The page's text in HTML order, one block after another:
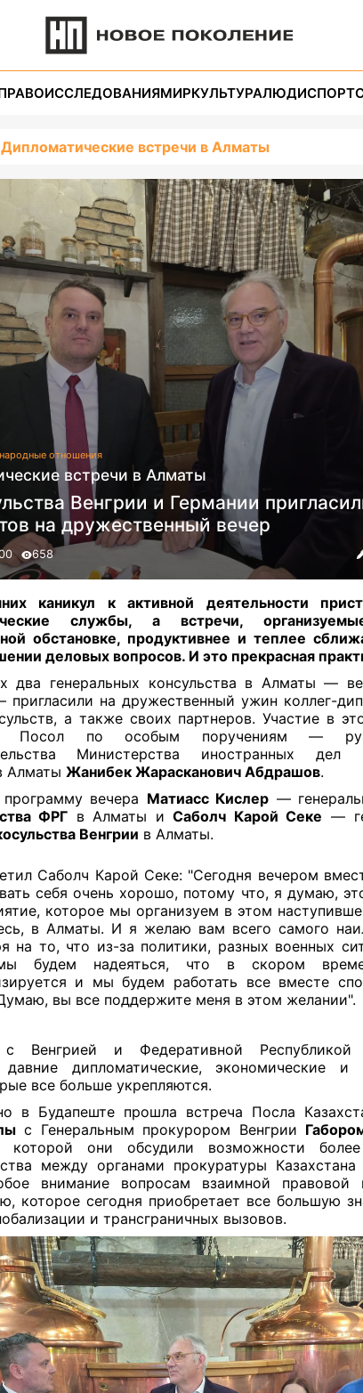
ИССЛЕДОВАНИЯМИРКУЛЬТУРАЛЮДИСПОРТ
Дипломатические встречи в Алматы
отношения
встречи в Алматы
Венгрии и Германии
на дружественный вечер
658
каникул к активной деятельности
службы, а встречи,
обстановке, продуктивнее и теплее
деловых вопросов. И это прекрасная
два генеральных консульства в Алматы —
пригласили на дружественный ужин коллег-
а также своих партнеров. Участие в
Посол по особым поручениям —
Министерства иностранных дел
Алматы Жанибек Жарасканович Абдрашов.
вечера Матиасс Кислер —
ФРГ в Алматы иСаболч Карой Секе —
Венгрии в Алматы.
Саболч Карой Секе: "Сегодня вечером
себя очень хорошо, потому что, я думаю,
которое мы организуем в этом
в Алматы. И я желаю вам всего самого
на то, что из-за политики, разных военных
будем надеяться, что в скором
и мы будем работать все вместе
вы все поддержите меня в этом желании".
с Венгрией и Федеративной Республикой
давние дипломатические, экономические и
все больше укрепляются.
в Будапеште прошла встреча Посла
с Генеральным прокурором Венгрии
они обсудили возможности
между органами прокуратуры
внимание вопросам взаимной
которое сегодня приобретает все большую
и трансграничных вызовов.